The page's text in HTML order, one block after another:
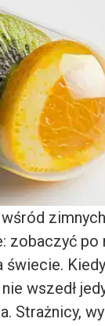
zimnych
zobaczyć po
świecie.
wszedł
Strażnicy,